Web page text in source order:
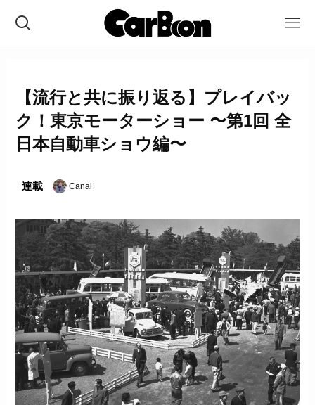
【流行と共に振り返る】プレイバッ
ク！東京モーターショー 〜第1回 全
日本自動車ショウ編〜
連載 Canal